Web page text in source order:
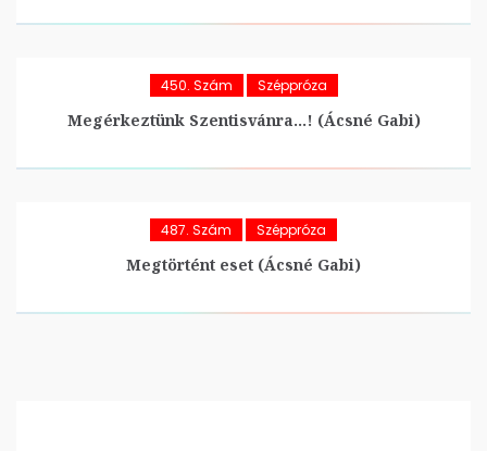
450. Szám Széppróza
Megérkeztünk Szentisvánra…! (Ácsné Gabi)
487. Szám Széppróza
Megtörtént eset (Ácsné Gabi)